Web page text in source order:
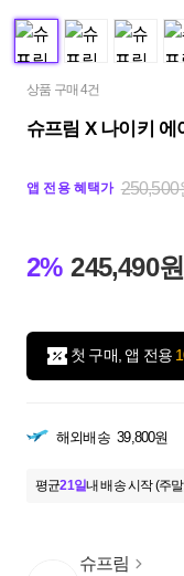
상품 구매 4건
슈프림 X 나이키 에
앱 전용 혜택가 250,500
2% 245,490원
첫 구매, 앱 전용
해외배송 39,800원
평균21일내 배송 시작 (주
슈프림